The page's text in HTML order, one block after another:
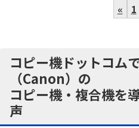
« 1
コピー機ドットコム
（Canon）の
コピー機・複合機を
声